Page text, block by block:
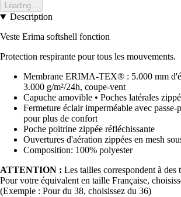
Loading...
Description
Veste Erima softshell fonction
Protection respirante pour tous les mouvements.
Membrane ERIMA-TEX® : 5.000 mm
3.000 g/m²/24h, coupe-vent
Capuche amovible • Poches latérales
Fermeture éclair imperméable avec
pour plus de confort
Poche poitrine zippée réfléchissante
Ouvertures d'aération zippées en mesh
Composition: 100% polyester
ATTENTION : Les tailles correspondent à des
Pour votre équivalent en taille Française,
(Exemple : Pour du 38, choisissez du 36)